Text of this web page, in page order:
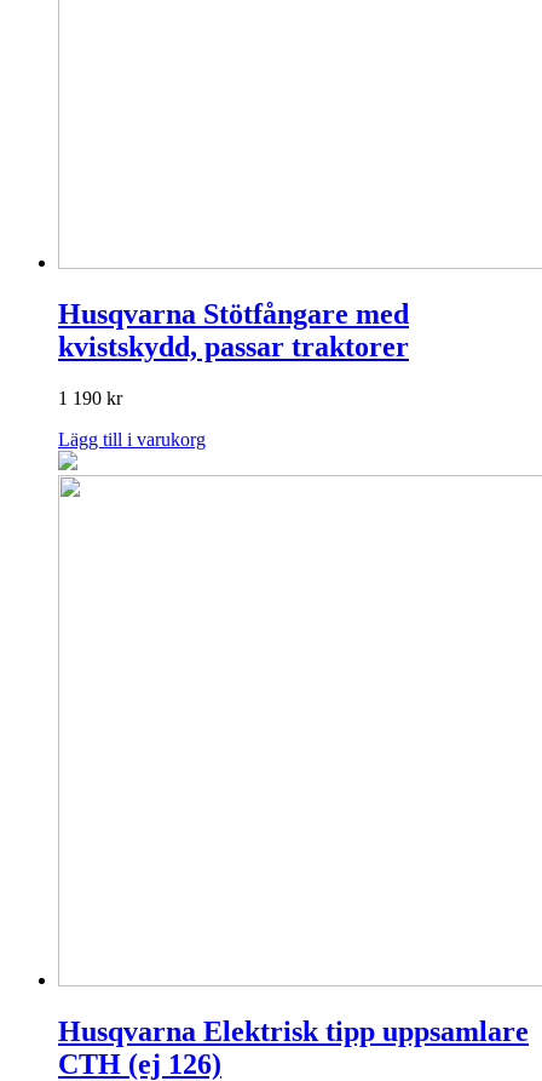
Husqvarna Stötfångare med
kvistskydd, passar traktorer
1 190 kr
Lägg till i varukorg
Husqvarna Elektrisk tipp uppsamlare
CTH (ej 126)